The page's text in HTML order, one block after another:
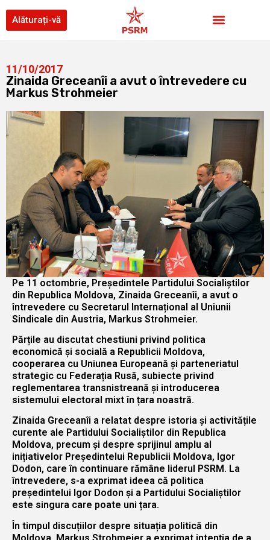
Alăturați-vă
11/10/2017
Zinaida Greceanîi a avut o întrevedere cu
Markus Strohmeier
Pe 11 octombrie, Președintele Partidului Socialiștilor
din Republica Moldova, Zinaida Greceanîi, a avut o
întrevedere cu Secretarul Internațional al Uniunii
Sindicale din Austria, Markus Strohmeier.
Părțile au discutat chestiuni privind politica
economică și socială a Republicii Moldova,
cooperarea cu Uniunea Europeană și parteneriatul
strategic cu Federația Rusă, subiecte privind
reglementarea transnistreană și introducerea
sistemului electoral mixt în țara noastră.
Zinaida Greceanîi a relatat despre istoria și activitățile
curente ale Partidului Socialiștilor din Republica
Moldova, precum și despre sprijinul amplu al
inițiativelor Președintelui Republicii Moldova, Igor
Dodon, care în continuare rămâne liderul PSRM. La
întrevedere, s-a exprimat ideea că politica
președintelui Igor Dodon și a Partidului Socialiștilor
este singura care poate uni țara.
În timpul discuțiilor despre situația politică din